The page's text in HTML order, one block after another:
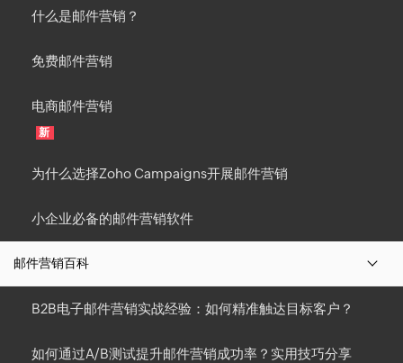
什么是邮件营销？
免费邮件营销
电商邮件营销
新
为什么选择Zoho Campaigns开展邮件营销
小企业必备的邮件营销软件
邮件营销百科
B2B电子邮件营销实战经验：如何精准触达目标客户？
如何通过A/B测试提升邮件营销成功率？实用技巧分享